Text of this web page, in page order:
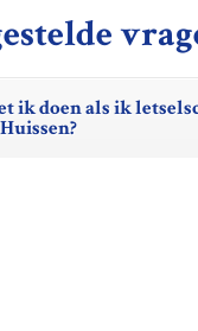
ik doen als ik